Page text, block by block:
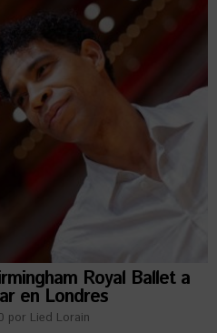
Royal Ballet a
en Londres
por Lied Lorain